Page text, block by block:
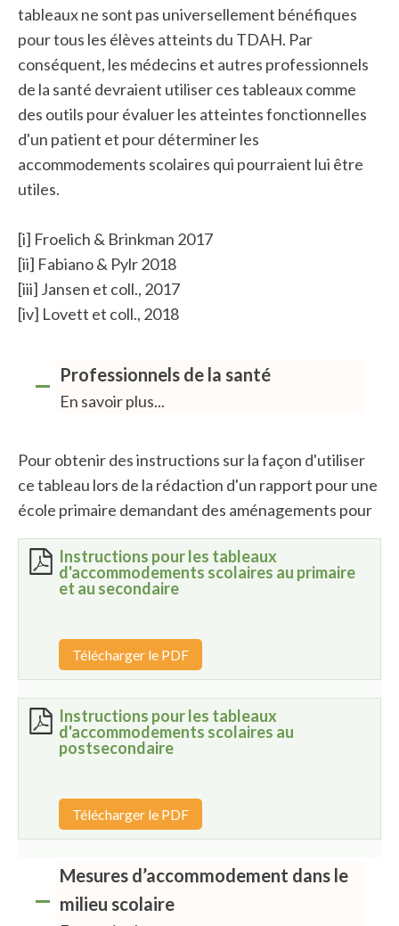
tableaux ne sont pas universellement bénéfiques
pour tous les élèves atteints du TDAH. Par
conséquent, les médecins et autres professionnels
de la santé devraient utiliser ces tableaux comme
des outils pour évaluer les atteintes fonctionnelles
d'un patient et pour déterminer les
accommodements scolaires qui pourraient lui être
utiles.
[i] Froelich & Brinkman 2017
[ii] Fabiano & Pylr 2018
[iii] Jansen et coll., 2017
[iv] Lovett et coll., 2018
Professionnels de la santé
En savoir plus...
Pour obtenir des instructions sur la façon d'utiliser
ce tableau lors de la rédaction d'un rapport pour une
école primaire demandant des aménagements pour
Instructions pour les tableaux
d'accommodements scolaires au primaire
et au secondaire
Télécharger le PDF
Instructions pour les tableaux
d'accommodements scolaires au
postsecondaire
Télécharger le PDF
Mesures d’accommodement dans le
milieu scolaire